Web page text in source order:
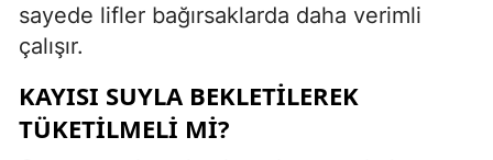
sayede lifler bağırsaklarda daha verimli
çalışır.
KAYISI SUYLA BEKLETILEREK
TÜKETILMELI MI?